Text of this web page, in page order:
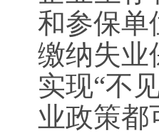
和参保单
缴纳失业
实现“不
业政策都